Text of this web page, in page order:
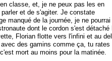
classe, et, je ne peux pas les en
et de s'agiter. Je constate
manqué de la journée, je ne pourrai
dont le cordon s'est détaché
Florian flotte vers l'infini et au
des gamins comme ça, tu rates
mort au moins pour la matinée.